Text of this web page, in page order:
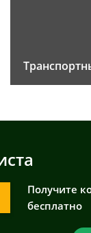
Получите
бесплатно